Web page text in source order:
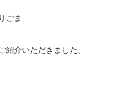
ごま
紹介いただきました。